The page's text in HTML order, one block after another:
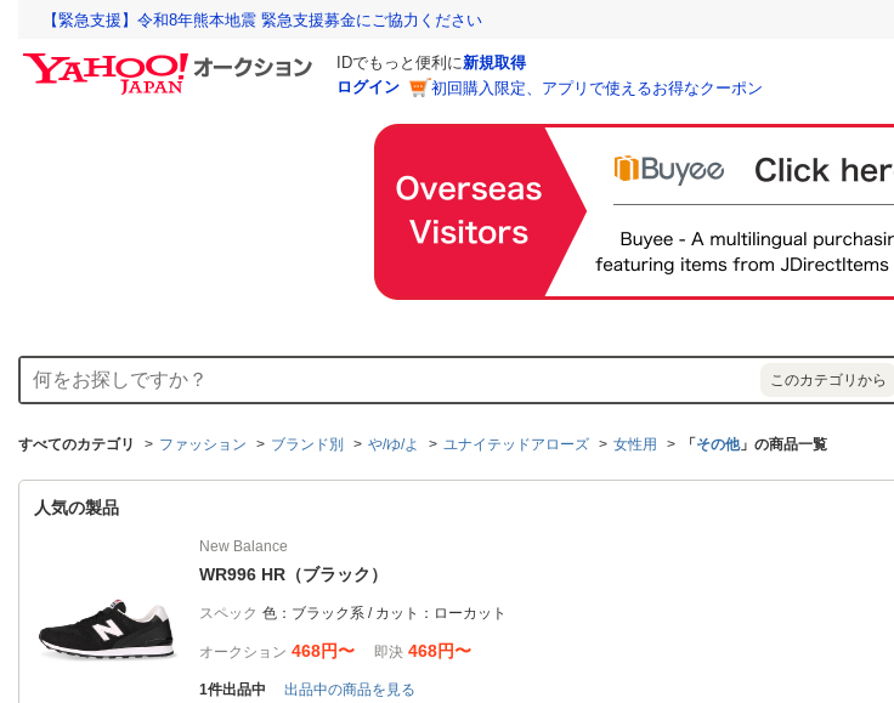
【緊急支援】令和8年熊本地震 緊急支援募金にご協力ください
IDでもっと便利に新規取得
ログイン
初回購入限定、アプリで使えるお得なクーポン
このカテゴリから
すべてのカテゴリ ファッション ブランド別 や/ゆ/よ ユナイテッドアローズ 女性用 「 その他」の商品一覧
人気の製品
New Balance
WR996 HR（ブラック）
スペック 色：ブラック系 / カット：ローカット
オークション 468円〜 即決 468円〜
1件出品中 出品中の商品を見る